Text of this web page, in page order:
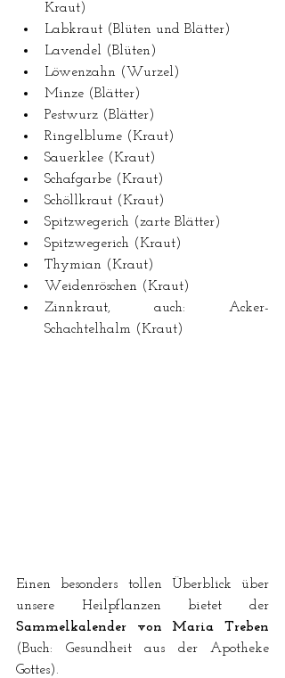
Kraut)
Labkraut (Blüten und Blätter)
Lavendel (Blüten)
Löwenzahn (Wurzel)
Minze (Blätter)
Pestwurz (Blätter)
Ringelblume (Kraut)
Sauerklee (Kraut)
Schafgarbe (Kraut)
Schöllkraut (Kraut)
Spitzwegerich (zarte Blätter)
Spitzwegerich (Kraut)
Thymian (Kraut)
Weidenröschen (Kraut)
Zinnkraut, auch: Acker-
Schachtelhalm (Kraut)
Einen besonders tollen Überblick über
Sammelkalender von Maria Treben
(Buch: Gesundheit aus der Apotheke
Gottes).